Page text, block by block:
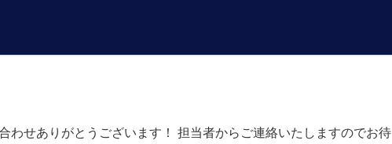
わせありがとうございます！ 担当者からご連絡いたしますのでお待